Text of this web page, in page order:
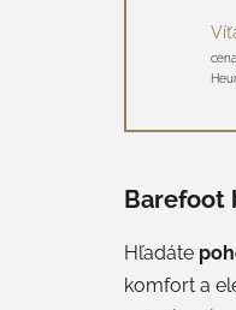
Barefoot
Hľadáte
komfort a